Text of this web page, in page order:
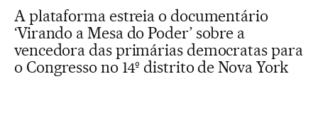
A plataforma estreia o documentário
‘Virando a Mesa do Poder’ sobre a
vencedora das primárias democratas para
o Congresso no 14º distrito de Nova York